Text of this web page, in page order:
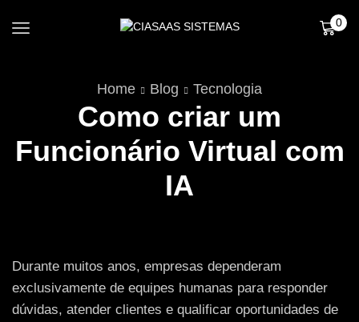
0
Home Blog Tecnologia
Como criar um
Funcionário Virtual com
IA
Durante muitos anos, empresas dependeram
exclusivamente de equipes humanas para responder
dúvidas, atender clientes e qualificar oportunidades de